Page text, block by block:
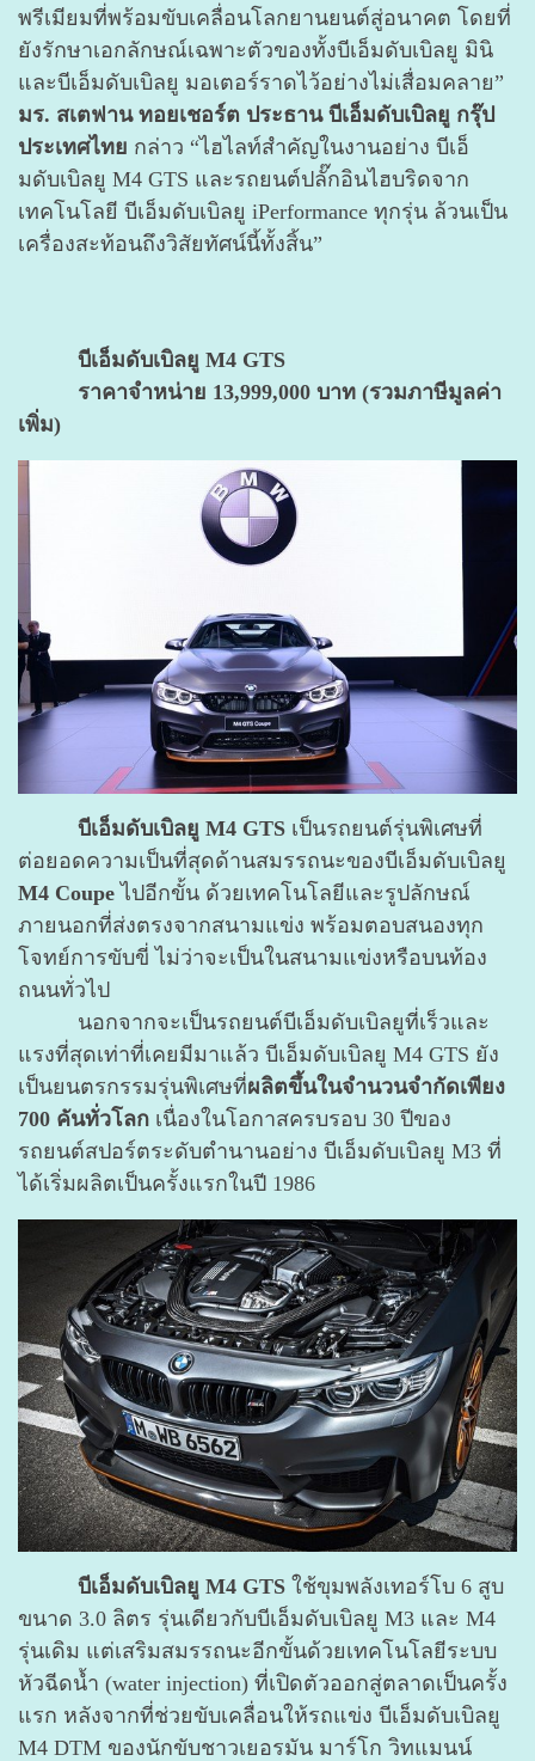
พรีเมียมที่พร้อมขับเคลื่อนโลกยานยนต์สู่อนาคต โดยที่
ยังรักษาเอกลักษณ์เฉพาะตัวของทั้งบีเอ็มดับเบิลยู มินิ
และบีเอ็มดับเบิลยู มอเตอร์ราดไว้อย่างไม่เสื่อมคลาย”
มร. สเตฟาน ทอยเชอร์ต ประธาน บีเอ็มดับเบิลยู กรุ๊ป
ประเทศไทย กล่าว “ไฮไลท์สำคัญในงานอย่าง บีเอ็
มดับเบิลยู M4 GTS และรถยนต์ปลั๊กอินไฮบริดจาก
เทคโนโลยี บีเอ็มดับเบิลยู iPerformance ทุกรุ่น ล้วนเป็น
เครื่องสะท้อนถึงวิสัยทัศน์นี้ทั้งสิ้น”
บีเอ็มดับเบิลยู M4 GTS
ราคาจำหน่าย 13,999,000 บาท (รวมภาษีมูลค่า
เพิ่ม)
บีเอ็มดับเบิลยู M4 GTS เป็นรถยนต์รุ่นพิเศษที่
ต่อยอดความเป็นที่สุดด้านสมรรถนะของบีเอ็มดับเบิลยู
M4 Coupe ไปอีกขั้น ด้วยเทคโนโลยีและรูปลักษณ์
ภายนอกที่ส่งตรงจากสนามแข่ง พร้อมตอบสนองทุก
โจทย์การขับขี่ ไม่ว่าจะเป็นในสนามแข่งหรือบนท้อง
ถนนทั่วไป
นอกจากจะเป็นรถยนต์บีเอ็มดับเบิลยูที่เร็วและ
แรงที่สุดเท่าที่เคยมีมาแล้ว บีเอ็มดับเบิลยู M4 GTS ยัง
เป็นยนตรกรรมรุ่นพิเศษที่ผลิตขึ้นในจำนวนจำกัดเพียง
700 คันทั่วโลก เนื่องในโอกาสครบรอบ 30 ปีของ
รถยนต์สปอร์ตระดับตำนานอย่าง บีเอ็มดับเบิลยู M3 ที่
ได้เริ่มผลิตเป็นครั้งแรกในปี 1986
บีเอ็มดับเบิลยู M4 GTS ใช้ขุมพลังเทอร์โบ 6 สูบ
ขนาด 3.0 ลิตร รุ่นเดียวกับบีเอ็มดับเบิลยู M3 และ M4
รุ่นเดิม แต่เสริมสมรรถนะอีกขั้นด้วยเทคโนโลยีระบบ
หัวฉีดน้ำ (water injection) ที่เปิดตัวออกสู่ตลาดเป็นครั้ง
แรก หลังจากที่ช่วยขับเคลื่อนให้รถแข่ง บีเอ็มดับเบิลยู
M4 DTM ของนักขับชาวเยอรมัน มาร์โก วิทแมนน์